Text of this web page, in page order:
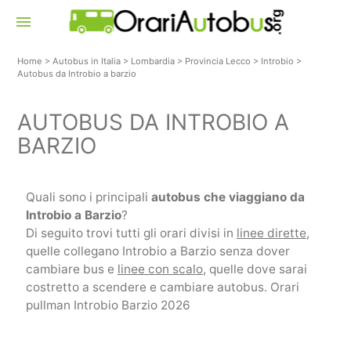
menu
Home >Autobus in Italia > Lombardia > Provincia Lecco > Introbio >
Autobus da Introbio a barzio
AUTOBUS DA INTROBIO A
BARZIO
Quali sono i principali autobus che viaggiano da
Introbio a Barzio?
Di seguito trovi tutti gli orari divisi in linee dirette,
quelle collegano Introbio a Barzio senza dover
cambiare bus e linee con scalo, quelle dove sarai
costretto a scendere e cambiare autobus. Orari
pullman Introbio Barzio 2026